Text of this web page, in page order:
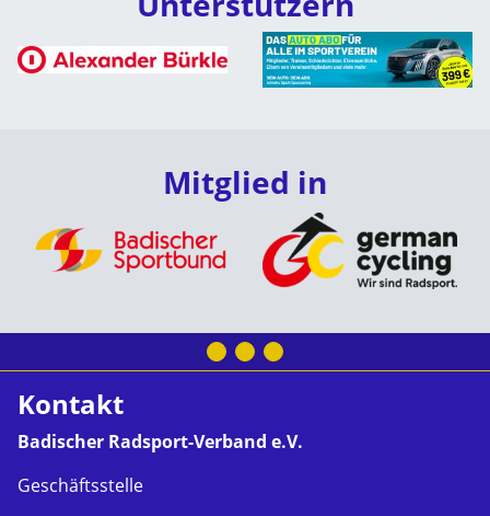
Mitglied in
Kontakt
Badischer Radsport-Verband e.V.
Geschäftsstelle